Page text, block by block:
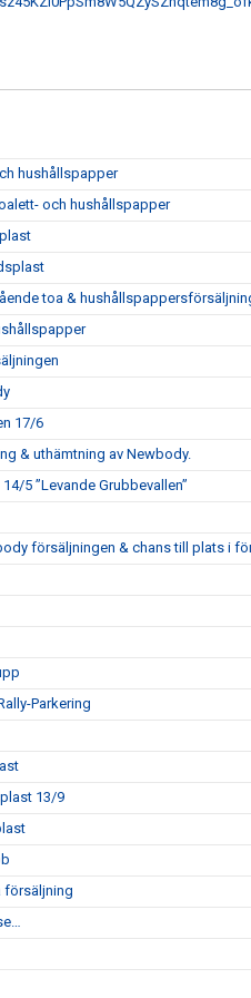
hushållspapper
och hushållspapper
toa &
17/6
& uthämtning av Newbody.
5 ”Levande Grubbevallen”
försäljningen & chans till plats i
Parkering
13/9
försäljning